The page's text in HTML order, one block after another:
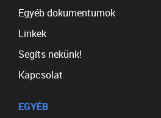
Egyéb dokumentumok
Linkek
Segíts nekünk!
Kapcsolat
EGYÉB